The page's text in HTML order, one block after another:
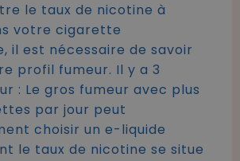
le taux de nicotine à
votre cigarette
il est nécessaire de savoir
profil fumeur. Il y a 3
: Le gros fumeur avec plus
par jour peut
choisir un e-liquide
le taux de nicotine se situe